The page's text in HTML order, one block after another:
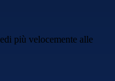
più velocemente alle